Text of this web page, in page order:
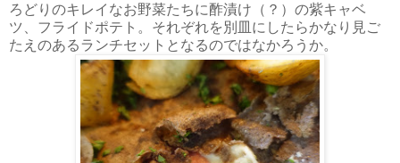
ろどりのキレイなお野菜たちに酢漬け（？）の紫キャベ
ツ、フライドポテト。それぞれを別皿にしたらかなり見ご
たえのあるランチセットとなるのではなかろうか。